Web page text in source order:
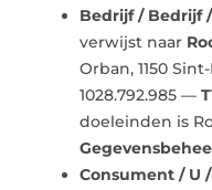
Bedrijf / Bedrijf
verwijst naar
Orban, 1150
1028.792.985 —
doeleinden is
Consument / U